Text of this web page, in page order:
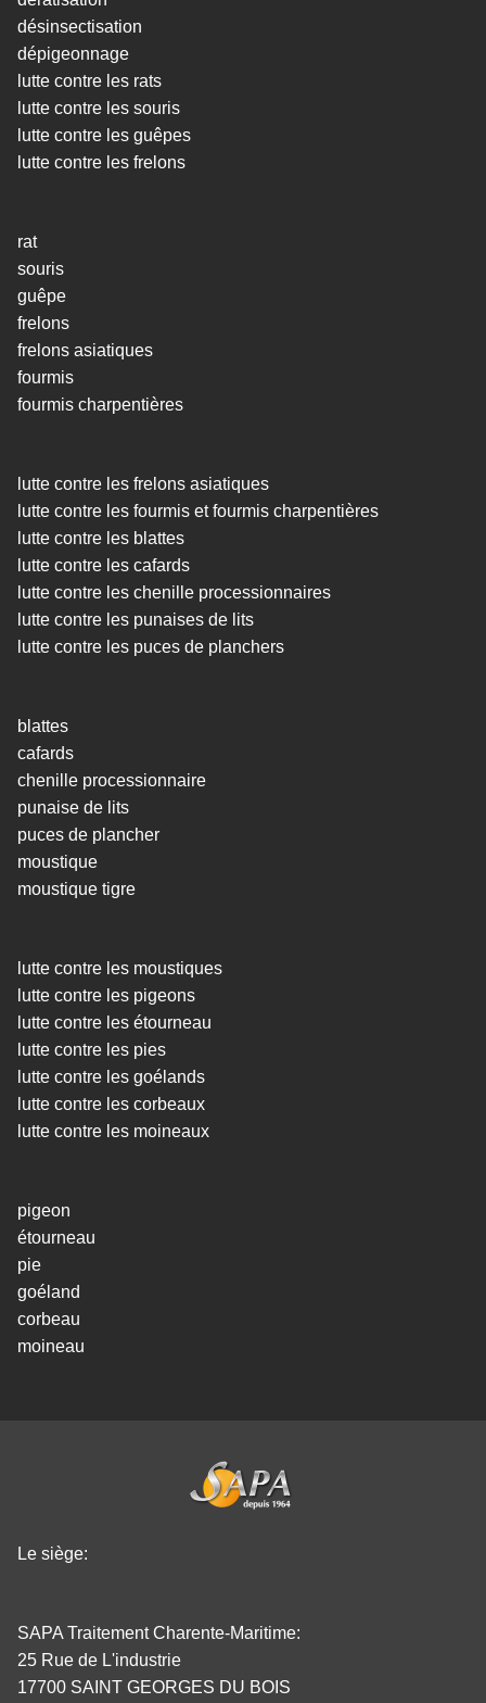
désinsectisation
dépigeonnage
lutte contre les rats
lutte contre les souris
lutte contre les guêpes
lutte contre les frelons
rat
souris
guêpe
frelons
frelons asiatiques
fourmis
fourmis charpentières
lutte contre les frelons asiatiques
lutte contre les fourmis et fourmis charpentières
lutte contre les blattes
lutte contre les cafards
lutte contre les chenille processionnaires
lutte contre les punaises de lits
lutte contre les puces de planchers
blattes
cafards
chenille processionnaire
punaise de lits
puces de plancher
moustique
moustique tigre
lutte contre les moustiques
lutte contre les pigeons
lutte contre les étourneau
lutte contre les pies
lutte contre les goélands
lutte contre les corbeaux
lutte contre les moineaux
pigeon
étourneau
pie
goéland
corbeau
moineau
Le siège:
SAPA Traitement Charente-Maritime:
25 Rue de L'industrie
17700 SAINT GEORGES DU BOIS